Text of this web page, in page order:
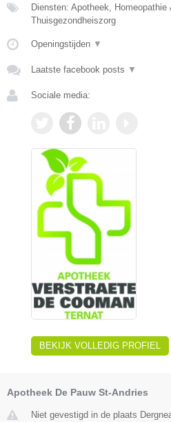
Diensten: Apotheek,
Thuisgezondheiszorg
Openingstijden ▼
Laatste facebook posts ▼
Sociale media:
BEKIJK VOLLEDIG PROFIEL
Apotheek De Pauw St-Andries
Niet gevestigd in de plaats